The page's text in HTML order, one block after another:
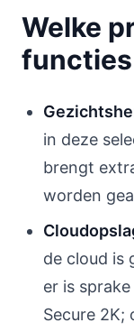
Welke
functies
in deze
brengt
worden
de cloud is
er is
Secure 2K;